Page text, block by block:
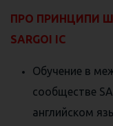
ПРО ПРИНЦИПИ
SARGOI IC
Обучение в
сообществе
английском